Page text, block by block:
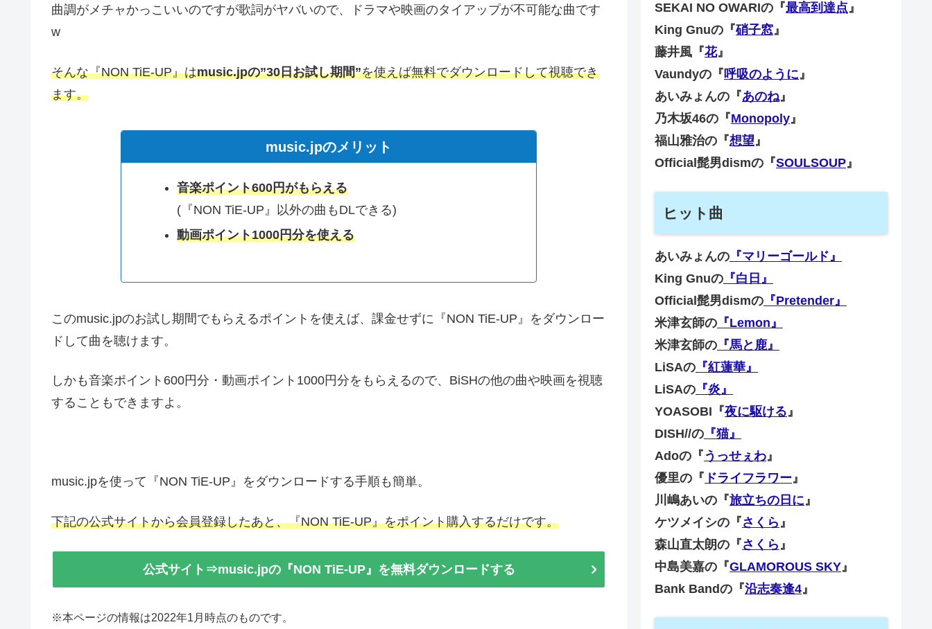
曲調がメチャかっこいいのですが歌詞がヤバいので、ドラマや映画のタイアップが不可能な曲です
w
そんな『NON TiE-UP』はmusic.jpの”30日お試し期間”を使えば無料でダウンロードして視聴でき
ます。
music.jpのメリット
音楽ポイント600円がもらえる
(『NON TiE-UP』以外の曲もDLできる)
動画ポイント1000円分を使える
このmusic.jpのお試し期間でもらえるポイントを使えば、課金せずに『NON TiE-UP』をダウンロー
ドして曲を聴けます。
しかも音楽ポイント600円分・動画ポイント1000円分をもらえるので、BiSHの他の曲や映画を視聴
することもできますよ。
music.jpを使って『NON TiE-UP』をダウンロードする手順も簡単。
下記の公式サイトから会員登録したあと、『NON TiE-UP』をポイント購入するだけです。
公式サイト⇒music.jpの『NON TiE-UP』を無料ダウンロードする
※本ページの情報は2022年1月時点のものです。
SEKAI NO OWARIの『最高到達点』
King Gnuの『硝子窓』
藤井風『花』
Vaundyの『呼吸のように』
あいみょんの『あのね』
乃木坂46の『Monopoly』
福山雅治の『想望』
Official髭男dismの『SOULSOUP』
ヒット曲
あいみょんの 『マリーゴールド』
King Gnuの 『白日』
Official髭男dismの 『Pretender』
米津玄師の 『Lemon』
米津玄師の 『馬と鹿』
LiSAの 『紅蓮華』
LiSAの 『炎』
YOASOBI『夜に駆ける 』
DISH//の 『猫』
Adoの『うっせぇわ 』
優里の『 ドライフラワー 』
川嶋あいの『旅立ちの日に 』
ケツメイシの『さくら 』
森山直太朗の『さくら 』
中島美嘉の『GLAMOROUS SKY 』
Bank Bandの『沿志奏逢4 』